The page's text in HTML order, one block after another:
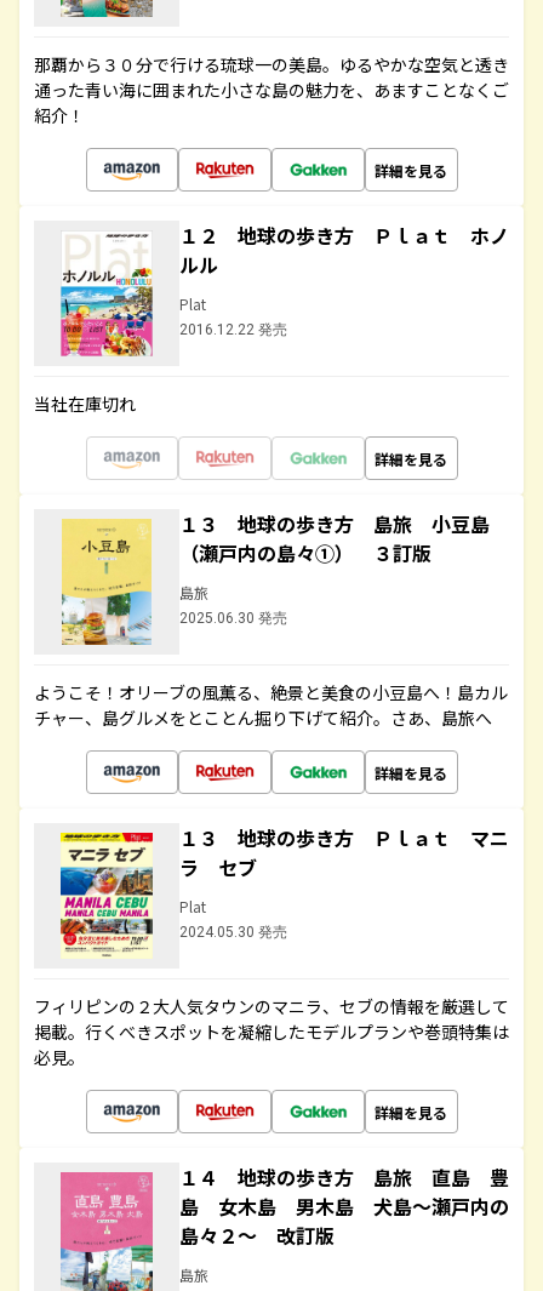
那覇から３０分で行ける琉球一の美島。ゆるやかな空気と透き
通った青い海に囲まれた小さな島の魅力を、あますことなくご
紹介！
詳細を見る
１２ 地球の歩き方 Ｐｌａｔ ホノ
ルル
Plat
2016.12.22 発売
当社在庫切れ
詳細を見る
１３ 地球の歩き方 島旅 小豆島
（瀬戸内の島々①） ３訂版
島旅
2025.06.30 発売
ようこそ！オリーブの風薫る、絶景と美食の小豆島へ！島カル
チャー、島グルメをとことん掘り下げて紹介。さあ、島旅へ
詳細を見る
１３ 地球の歩き方 Ｐｌａｔ マニ
ラ セブ
Plat
2024.05.30 発売
フィリピンの２大人気タウンのマニラ、セブの情報を厳選して
掲載。行くべきスポットを凝縮したモデルプランや巻頭特集は
必見。
詳細を見る
１４ 地球の歩き方 島旅 直島 豊
島 女木島 男木島 犬島～瀬戸内の
島々２～ 改訂版
島旅